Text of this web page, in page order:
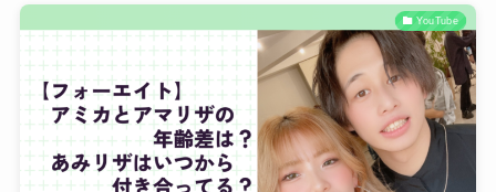
YouTube